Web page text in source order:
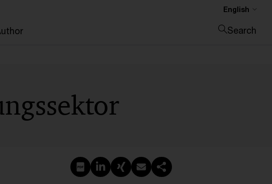
English
Search
Create PDF
Share on LinkedIn
Share on Xing
Share via email
Copy link